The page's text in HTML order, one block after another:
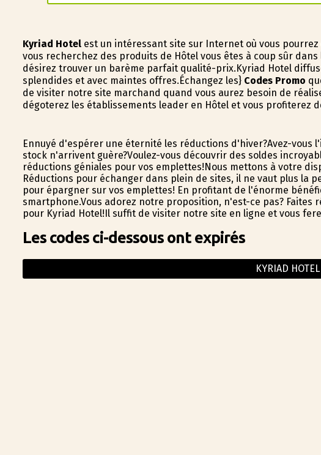
Kyriad Hotelest un intéressant site sur Internet où vous
vous recherchez des produits de Hôtel vous êtes à coup sûr
désirez trouver un barème parfait qualité-prix.Kyriad Hotel
splendides et avec maintes offres.Échangez les} Codes Promo
de visiter notre site marchand quand vous aurez besoin de
dégoterez les établissements leader en Hôtel et vous profiterez
Ennuyé d'espérer une éternité les réductions d'hiver?Avez-
stock n'arrivent guère?Voulez-vous découvrir des soldes
réductions géniales pour vos emplettes!Nous mettons à votre
Réductions pour échanger dans plein de sites, il ne vaut plus la
pour épargner sur vos emplettes! En profitant de l'énorme
smartphone.Vous adorez notre proposition, n'est-ce pas? Faites
pour Kyriad Hotel!Il suffit de visiter notre site en ligne et vous
Les codes ci-dessous ont expirés
KYRIAD HOTEL